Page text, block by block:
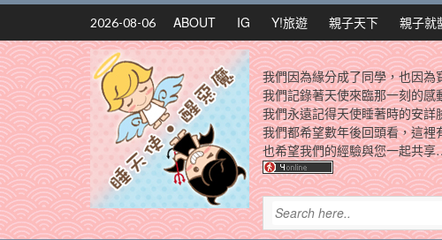
Skip
content
2026-08-06 ABOUT IG Y!旅遊 親子天下 親子就
我們因為緣分成了同學，也因為
我們記錄著天使來臨那一刻的
我們永遠記得天使睡著時的安
我們都希望數年後回頭看，這裡
也希望我們的經驗與您一起共